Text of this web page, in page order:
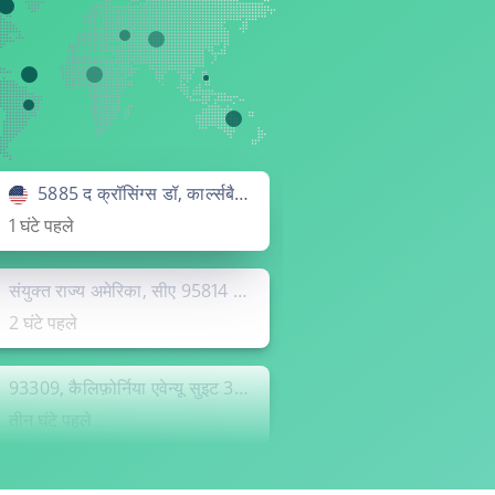
संयुक्त राज्य अमेरिका, सीए 95814 125 आई सेंट, सैक्रामेंटो
संयुक्त राज्य अमेरिका, सीए 95814 125 आई सेंट, सैक्रामेंटो
2 घंटे पहले
93309, कैलिफ़ोर्निया एवेन्यू सुइट 3, बेकर्सफ़ील्ड
तीन घंटे पहले
5885 द क्रॉसिंग्स डॉ, कार्ल्सबैड, सीए 92008
1 घंटे पहले